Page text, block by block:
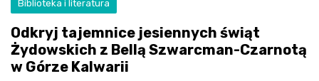
Biblioteka i literatura
Odkryj tajemnice jesiennych świąt
Żydowskich z Bellą Szwarcman-Czarnotą
w Górze Kalwarii